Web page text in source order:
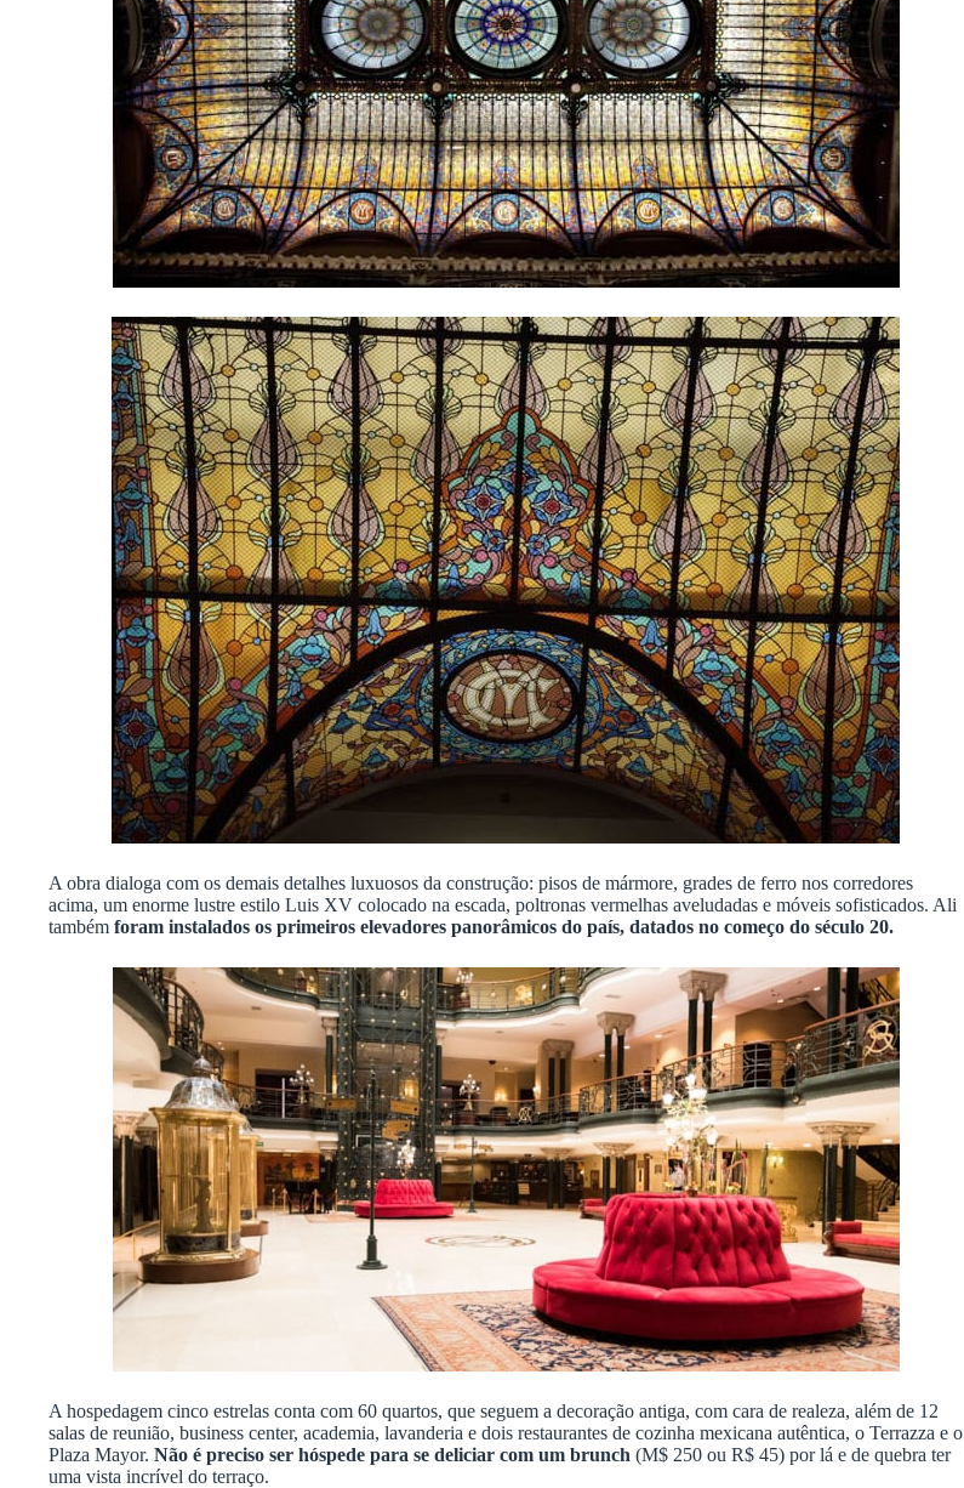
A obra dialoga com os demais detalhes luxuosos da construção: pisos de mármore, grades de ferro nos corredores
acima, um enorme lustre estilo Luis XV colocado na escada, poltronas vermelhas aveludadas e móveis sofisticados. Ali
também foram instalados os primeiros elevadores panorâmicos do país, datados no começo do século 20.
A hospedagem cinco estrelas conta com 60 quartos, que seguem a decoração antiga, com cara de realeza, além de 12
salas de reunião, business center, academia, lavanderia e dois restaurantes de cozinha mexicana autêntica, o Terrazza e o
Plaza Mayor. Não é preciso ser hóspede para se deliciar com um brunch (M$ 250 ou R$ 45) por lá e de quebra ter
uma vista incrível do terraço.